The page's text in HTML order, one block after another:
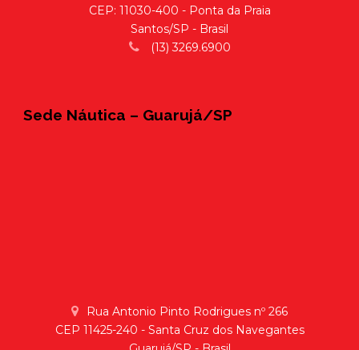
CEP: 11030-400 - Ponta da Praia
Santos/SP - Brasil
(13) 3269.6900
Sede Náutica – Guarujá/SP
Rua Antonio Pinto Rodrigues nº 266
CEP 11425-240 - Santa Cruz dos Navegantes